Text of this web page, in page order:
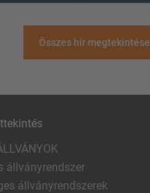
Összes hír megtekintése
állványrendszer
állványrendszerek